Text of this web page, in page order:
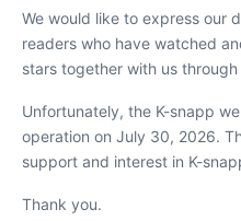
We would like to express our
readers who have watched
stars together with us through
Unfortunately, the K-snapp
operation on July 30, 2026.
support and interest in K-
Thank you.